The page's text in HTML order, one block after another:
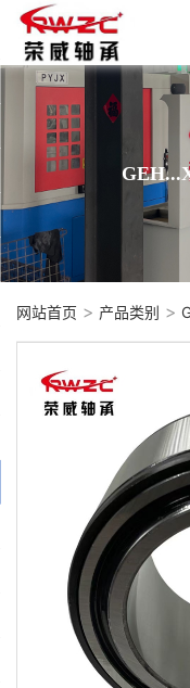
网站首页 > 产品类别 >